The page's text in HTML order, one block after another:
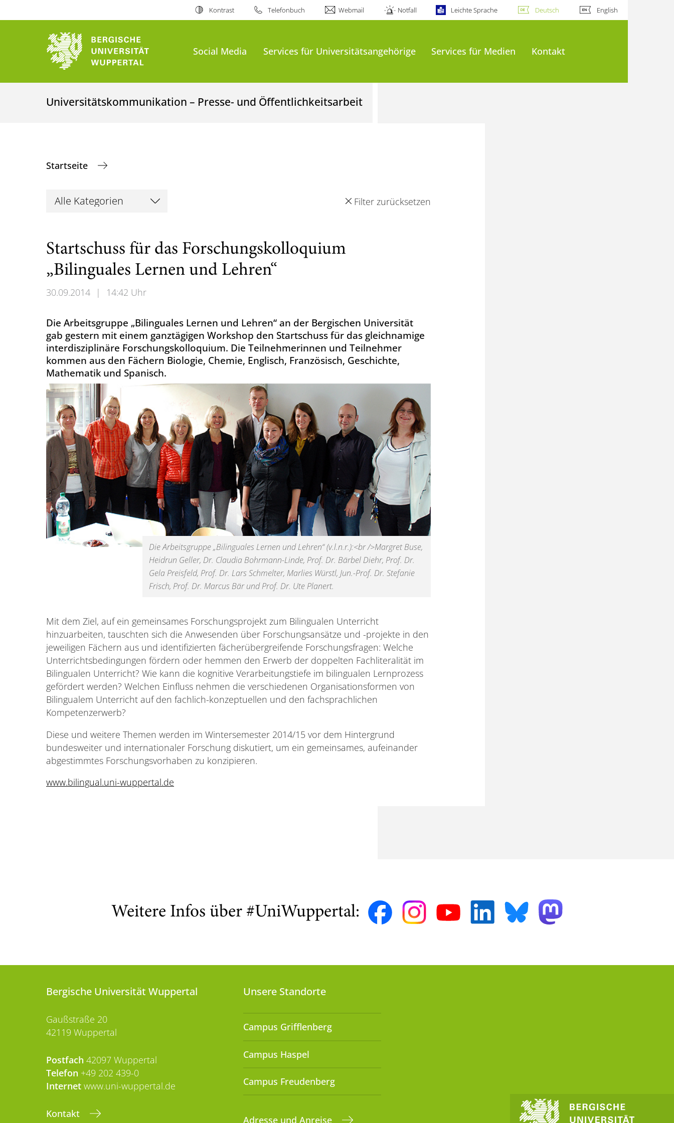
Kontrast Telefonbuch Webmail Notfall Leichte Sprache Deutsch English
Social Media Services für Universitätsangehörige Services für Medien Kontakt
Universitätskommunikation – Presse- und Öffentlichkeitsarbeit
Startseite
Filter zurücksetzen
Startschuss für das Forschungskolloquium
„Bilinguales Lernen und Lehren“
30.09.2014 | 14:42 Uhr
Die Arbeitsgruppe „Bilinguales Lernen und Lehren“ an der Bergischen Universität
gab gestern mit einem ganztägigen Workshop den Startschuss für das gleichnamige
interdisziplinäre Forschungskolloquium. Die Teilnehmerinnen und Teilnehmer
kommen aus den Fächern Biologie, Chemie, Englisch, Französisch, Geschichte,
Mathematik und Spanisch.
Die Arbeitsgruppe „Bilinguales Lernen und Lehren“ (v.l.n.r.):<br />Margret Buse,
Heidrun Geller, Dr. Claudia Bohrmann-Linde, Prof. Dr. Bärbel Diehr, Prof. Dr.
Gela Preisfeld, Prof. Dr. Lars Schmelter, Marlies Würstl, Jun.-Prof. Dr. Stefanie
Frisch, Prof. Dr. Marcus Bär und Prof. Dr. Ute Planert.
Mit dem Ziel, auf ein gemeinsames Forschungsprojekt zum Bilingualen Unterricht
hinzuarbeiten, tauschten sich die Anwesenden über Forschungsansätze und -projekte in den
jeweiligen Fächern aus und identifizierten fächerübergreifende Forschungsfragen: Welche
Unterrichtsbedingungen fördern oder hemmen den Erwerb der doppelten Fachliteralität im
Bilingualen Unterricht? Wie kann die kognitive Verarbeitungstiefe im bilingualen Lernprozess
gefördert werden? Welchen Einfluss nehmen die verschiedenen Organisationsformen von
Bilingualem Unterricht auf den fachlich-konzeptuellen und den fachsprachlichen
Kompetenzerwerb?
Diese und weitere Themen werden im Wintersemester 2014/15 vor dem Hintergrund
bundesweiter und internationaler Forschung diskutiert, um ein gemeinsames, aufeinander
abgestimmtes Forschungsvorhaben zu konzipieren.
www.bilingual.uni-wuppertal.de
Weitere Infos über #UniWuppertal:
Bergische Universität Wuppertal
Gaußstraße 20
42119 Wuppertal
Postfach 42097 Wuppertal
Telefon +49 202 439-0
Internet www.uni-wuppertal.de
Kontakt
Unsere Standorte
Campus Grifflenberg
Campus Haspel
Campus Freudenberg
Adresse und Anreise